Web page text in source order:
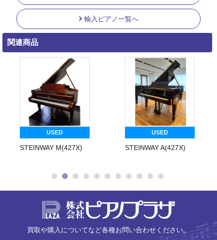
輸入ピアノ一覧へ
関連商品
USED
STEINWAY M(427X)
USED
STEINWAY A(427X)
買取や購入についてなど各種お問い合わせください。